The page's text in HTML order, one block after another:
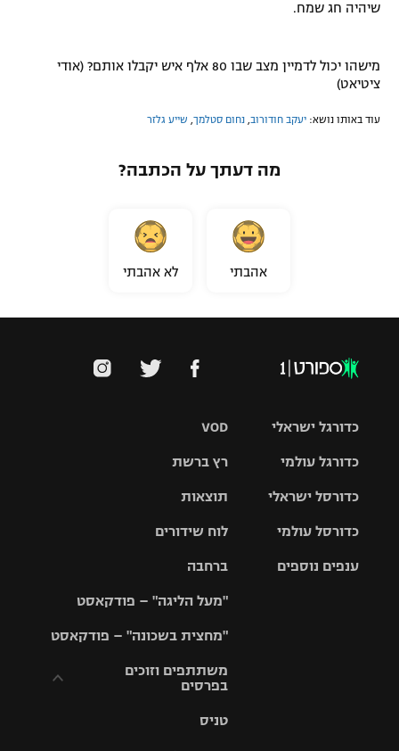
שיהיה חג שמח.
מישהו יכול לדמיין מצב שבו 80 אלף איש יקבלו אותם? (אודי
ציטיאט)
עוד באותו נושא: יעקב חודורוב נחום סטלמך שייע גלזר
מה דעתך על הכתבה?
אהבתי לא אהבתי
VOD
רץ ברשת
תוצאות
לוח שידורים
ברחבה
"מעל הליגה" – פודקאסט
"מחצית בשכונה" – פודקאסט
משתתפים וזוכים
בפרסים
טניס
כדורגל ישראלי
גביע הטוטו
כדורגל עולמי
האלופות
ליגה
כדורסל ישראלי
סל
כדורסל עולמי
ענפים נוספים